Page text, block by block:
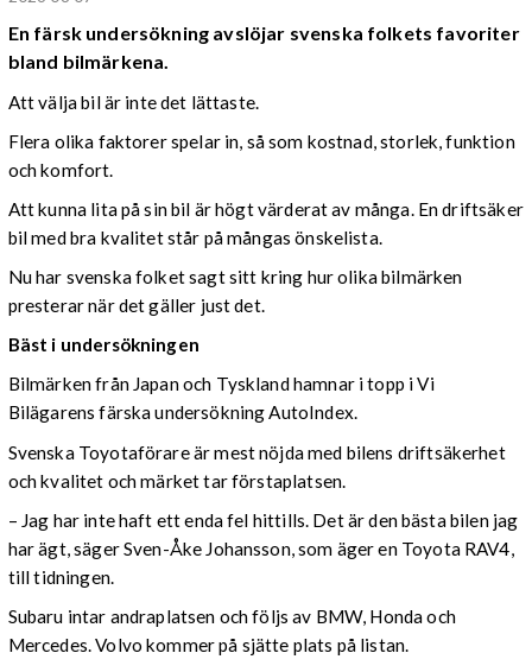
En färsk undersökning avslöjar svenska folkets favoriter
bland bilmärkena.
Att välja bil är inte det lättaste.
Flera olika faktorer spelar in, så som kostnad, storlek, funktion
och komfort.
Att kunna lita på sin bil är högt värderat av många. En driftsäker
bil med bra kvalitet står på mångas önskelista.
Nu har svenska folket sagt sitt kring hur olika bilmärken
presterar när det gäller just det.
Bäst i undersökningen
Bilmärken från Japan och Tyskland hamnar i topp i Vi
Bilägarens färska undersökning AutoIndex.
Svenska Toyotaförare är mest nöjda med bilens driftsäkerhet
och kvalitet och märket tar förstaplatsen.
– Jag har inte haft ett enda fel hittills. Det är den bästa bilen jag
har ägt, säger Sven-Åke Johansson, som äger en Toyota RAV4,
till tidningen.
Subaru intar andraplatsen och följs av BMW, Honda och
Mercedes. Volvo kommer på sjätte plats på listan.